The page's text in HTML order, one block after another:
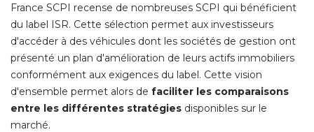
France SCPI recense de nombreuses SCPI qui bénéficient
du label ISR. Cette sélection permet aux investisseurs
d'accéder à des véhicules dont les sociétés de gestion ont
présenté un plan d'amélioration de leurs actifs immobiliers
conformément aux exigences du label. Cette vision
d'ensemble permet alors de faciliter les comparaisons
entre les différentes stratégies disponibles sur le
marché.